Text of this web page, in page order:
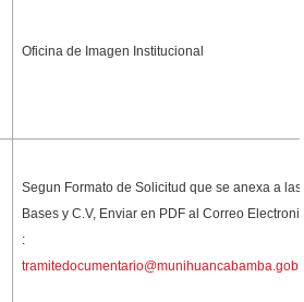
Oficina de Imagen Institucional
Segun Formato de Solicitud que se anexa a las
Bases y C.V, Enviar en PDF al Correo
: